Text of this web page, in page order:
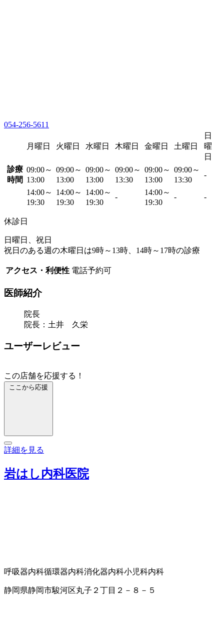
054-256-5611
月曜日 火曜日 水曜日 木曜日 金曜日 土曜日
日
曜
日
診療
時間
09:00～
13:00
09:00～
13:00
09:00～
13:00
09:00～
13:30
09:00～
13:00
09:00～
13:30
-
14:00～
19:30
14:00～
19:30
14:00～
19:30
-
14:00～
19:30
- -
休診日
日曜日、祝日
祝日のある週の木曜日は9時～13時、14時～17時の診療
アクセス・利便性 電話予約可
医師紹介
院長
院長：土井 久栄
ユーザーレビュー
この店舗を応援する！
ここから応援
詳細を見る
岩はし内科医院
呼吸器内科循環器内科消化器内科小児科内科
静岡県静岡市駿河区丸子２丁目２－８－５